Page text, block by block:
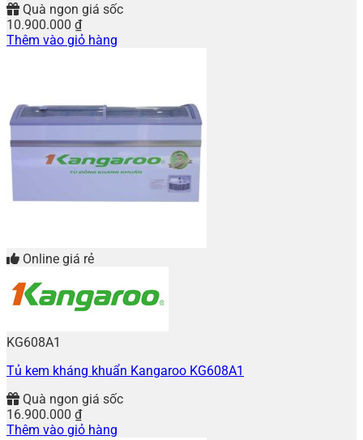
Quà ngon giá sốc
10.900.000 ₫
Thêm vào giỏ hàng
Online giá rẻ
KG608A1
Tủ kem kháng khuẩn Kangaroo KG608A1
Quà ngon giá sốc
16.900.000 ₫
Thêm vào giỏ hàng